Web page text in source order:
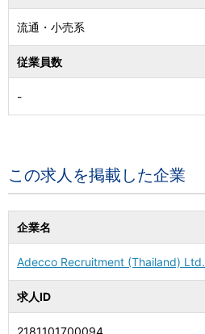
流通・小売系
従業員数
-
この求人を掲載した企業
企業名
Adecco Recruitment (Thailand) Ltd.
求人ID
2181101700094